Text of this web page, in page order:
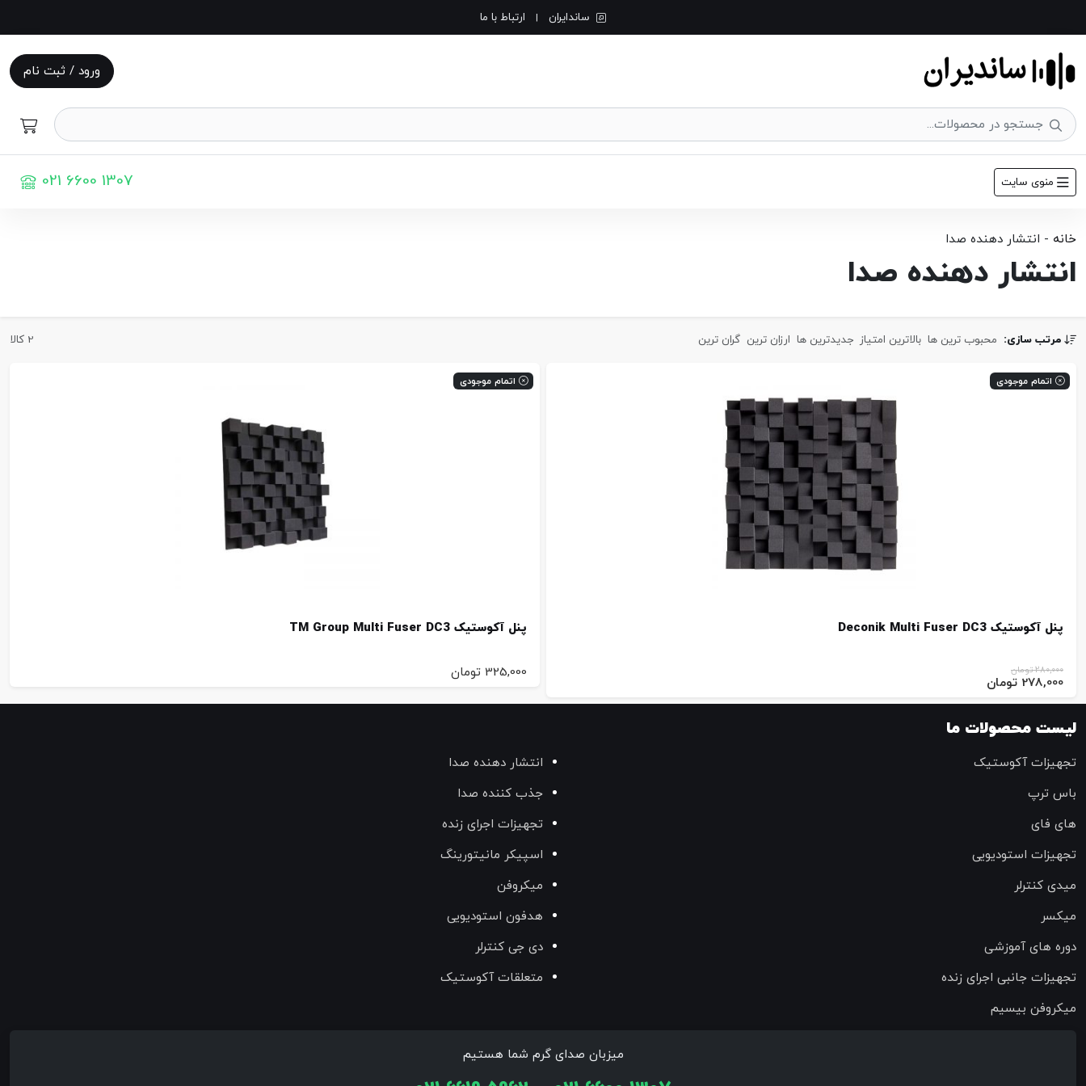
ساندایران | ارتباط با ما
ورود / ثبت نام
منوی سایت 021 6600 1307
خانه - انتشار دهنده صدا
انتشار دهنده صدا
مرتب سازی: محبوب ترین ها بالاترین امتیاز جدیدترین ها ارزان ترین گران ترین 2 کالا
اتمام موجودی
پنل آکوستیک Deconik Multi Fuser DC3
280,000 تومان
قیمت
اصلی:
280,000 تومان
278,000 تومان
قیمت
فعلی:
اتمام موجودی
پنل آکوستیک TM Group Multi Fuser DC3
325,000 تومان
لیست محصولات ما
تجهیزات آکوستیک
انتشار دهنده صدا
باس ترپ
جذب کننده صدا
های فای
تجهیزات اجرای زنده
تجهیزات استودیویی
اسپیکر مانیتورینگ
میدی کنترلر
میکروفن
میکسر
هدفون استودیویی
دوره های آموزشی
دی جی کنترلر
تجهیزات جانبی اجرای زنده
متعلقات آکوستیک
میکروفن بیسیم
میزبان صدای گرم شما هستیم